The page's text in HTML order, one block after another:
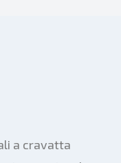
a cravatta